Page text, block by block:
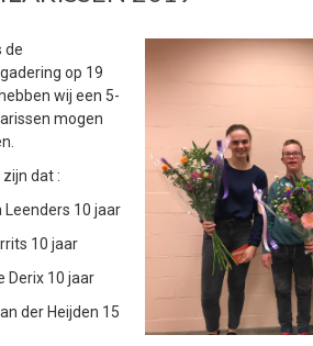
de
op 19
wij een 5-
mogen
dat :
Leenders 10 jaar
10 jaar
Derix 10 jaar
der Heijden 15